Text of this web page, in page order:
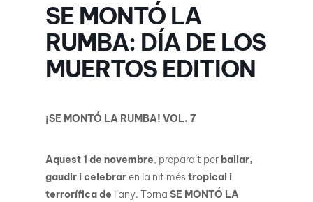
SE MONTÓ LA
RUMBA: DÍA DE LOS
MUERTOS EDITION
¡SE MONTÓ LA RUMBA! VOL. 7
Aquest 1 de novembre, prepara’t per ballar,
gaudir i celebraren la nit més tropical i
terrorífica de l’any. Torna SE MONTÓ LA